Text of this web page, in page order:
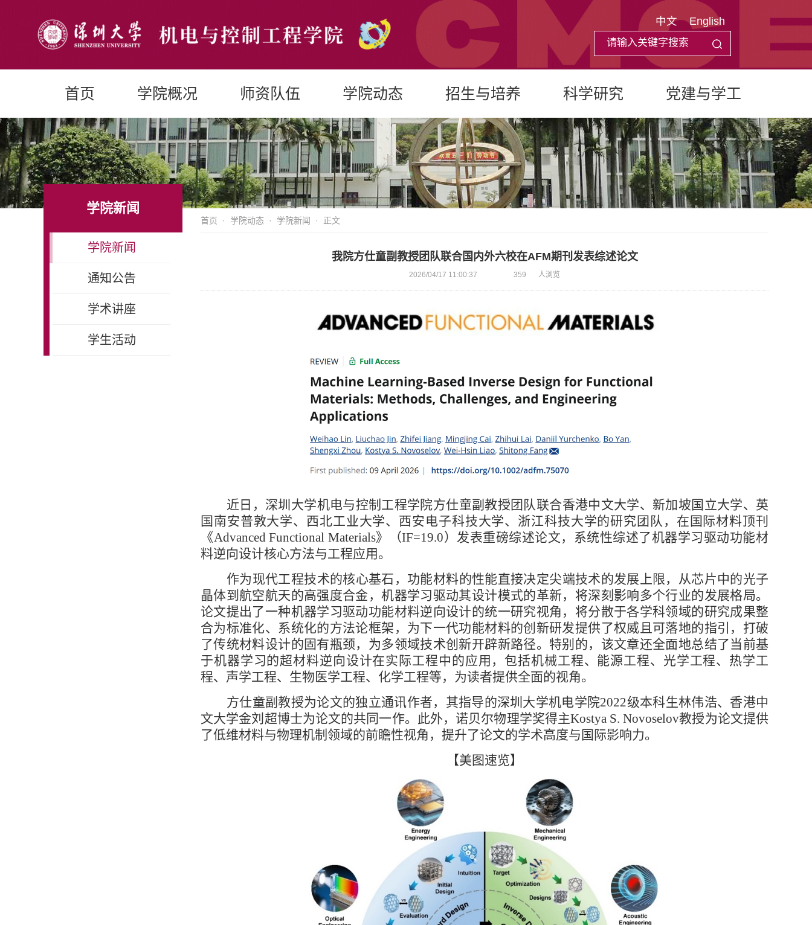
中文 English
首页 学院概况 师资队伍 学院动态 招生与培养 科学研究 党建与学工
学院新闻
学院新闻
通知公告
学术讲座
学生活动
首页 · 学院动态 · 学院新闻 · 正文
我院方仕童副教授团队联合国内外六校在AFM期刊发表综述论文
2026/04/17 11:00:37 359 人浏览
近日，深圳大学机电与控制工程学院方仕童副教授团队联合香港中文大学、新加坡国立大学、英
国南安普敦大学、西北工业大学、西安电子科技大学、浙江科技大学的研究团队，在国际材料顶刊
《Advanced Functional Materials》（IF=19.0）发表重磅综述论文，系统性综述了机器学习驱动功能材
料逆向设计核心方法与工程应用。
作为现代工程技术的核心基石，功能材料的性能直接决定尖端技术的发展上限，从芯片中的光子
晶体到航空航天的高强度合金，机器学习驱动其设计模式的革新，将深刻影响多个行业的发展格局。
论文提出了一种机器学习驱动功能材料逆向设计的统一研究视角，将分散于各学科领域的研究成果整
合为标准化、系统化的方法论框架，为下一代功能材料的创新研发提供了权威且可落地的指引，打破
了传统材料设计的固有瓶颈，为多领域技术创新开辟新路径。特别的，该文章还全面地总结了当前基
于机器学习的超材料逆向设计在实际工程中的应用，包括机械工程、能源工程、光学工程、热学工
程、声学工程、生物医学工程、化学工程等，为读者提供全面的视角。
方仕童副教授为论文的独立通讯作者，其指导的深圳大学机电学院2022级本科生林伟浩、香港中
文大学金刘超博士为论文的共同一作。此外，诺贝尔物理学奖得主Kostya S. Novoselov教授为论文提供
了低维材料与物理机制领域的前瞻性视角，提升了论文的学术高度与国际影响力。
【美图速览】